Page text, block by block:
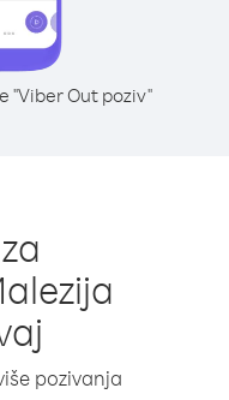
"Viber Out poziv"
pozivanja